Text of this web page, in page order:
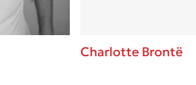
Charlotte Brontë